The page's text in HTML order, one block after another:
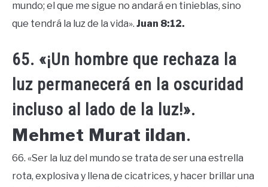
mundo; el que me sigue no andará en tinieblas, sino
que tendrá la luz de la vida». Juan 8:12.
65. «¡Un hombre que rechaza la
luz permanecerá en la oscuridad
incluso al lado de la luz!».
Mehmet Murat ildan.
66. «Ser la luz del mundo se trata de ser una estrella
rota, explosiva y llena de cicatrices, y hacer brillar una